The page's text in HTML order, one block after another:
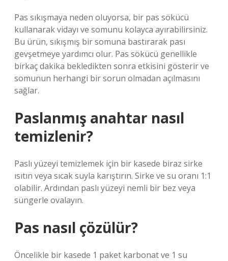
Pas sıkışmaya neden oluyorsa, bir pas sökücü
kullanarak vidayı ve somunu kolayca ayırabilirsiniz.
Bu ürün, sıkışmış bir somuna bastırarak pası
gevşetmeye yardımcı olur. Pas sökücü genellikle
birkaç dakika bekledikten sonra etkisini gösterir ve
somunun herhangi bir sorun olmadan açılmasını
sağlar.
Paslanmış anahtar nasıl
temizlenir?
Paslı yüzeyi temizlemek için bir kasede biraz sirke
ısıtın veya sıcak suyla karıştırın. Sirke ve su oranı 1:1
olabilir. Ardından paslı yüzeyi nemli bir bez veya
süngerle ovalayın.
Pas nasıl çözülür?
Öncelikle bir kasede 1 paket karbonat ve 1 su